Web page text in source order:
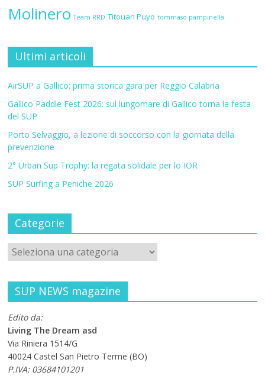
Molinero Team RRD Titouan Puyo tommaso pampinella
Ultimi articoli
AirSUP a Gallico: prima storica gara per Reggio Calabria
Gallico Paddle Fest 2026: sul lungomare di Gallico torna la festa
del SUP
Porto Selvaggio, a lezione di soccorso con la giornata della
prevenzione
2° Urban Sup Trophy: la regata solidale per lo IOR
SUP Surfing a Peniche 2026
Categorie
SUP NEWS magazine
Edito da:
Living The Dream asd
Via Riniera 1514/G
40024 Castel San Pietro Terme (BO)
P.IVA: 03684101201